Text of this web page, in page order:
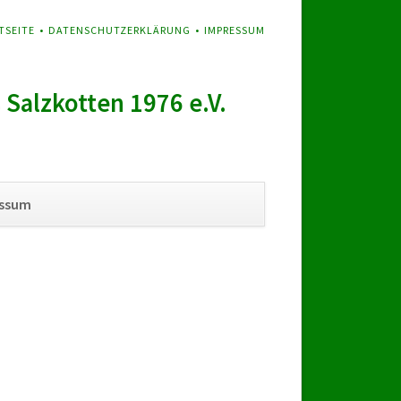
DATENSCHUTZERKLÄRUNG IMPRESSUM
1976 e.V.
überspringen